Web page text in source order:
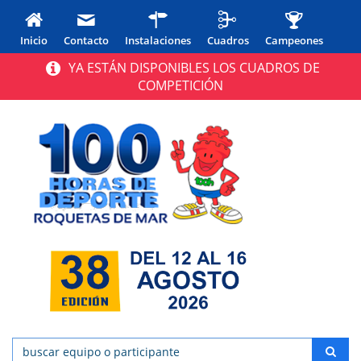
Inicio Contacto Instalaciones Cuadros Campeones
YA ESTÁN DISPONIBLES LOS CUADROS DE
COMPETICIÓN